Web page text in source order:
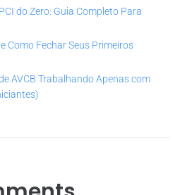
do Zero: Guia Completo Para
Como Fechar Seus Primeiros
AVCB Trabalhando Apenas com